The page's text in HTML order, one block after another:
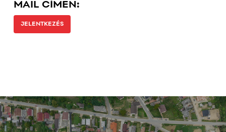
MAIL CÍMEN:
JELENTKEZÉS